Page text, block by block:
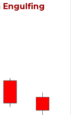
Engulfing